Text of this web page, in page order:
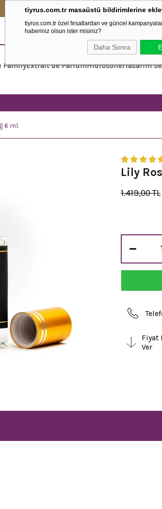
tiyrus.com.tr masaüstü bildirimlerine
tiyrus.com.tr özel fırsatlardan ve güncel
haberiniz olsun ister misiniz?
Daha Sonra
2500₺ ve Üzeri Alışverişlerinizde Kargo
FamilyExtrait de ParfumHidrosollerTasarım
6 ml.
Lily
1.419,00 TL
Fiyat
Ver